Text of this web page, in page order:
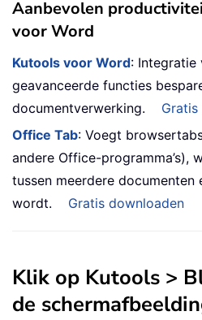
Aanbevolen
voor Word
Kutools voor Word: Integratie
geavanceerde functies
documentverwerking.
Office Tab: Voegt
andere Office-programma’s),
tussen meerdere documenten
wordt.
Gratis downloaden
Klik op Kutools >
de